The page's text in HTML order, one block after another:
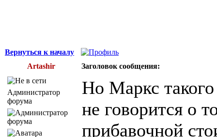
Вернуться к началу
Artashir
Заголовок сообщения:
Администратор
форума
Но Маркс
не говорится о
прибавочной